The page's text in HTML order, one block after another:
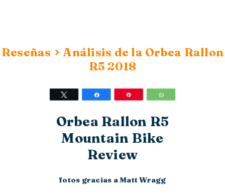
Reseñas >Análisis de la Orbea Rallon
R5 2018
Compartir
Orbea Rallon R5
Mountain Bike
Review
fotos gracias a Matt Wragg